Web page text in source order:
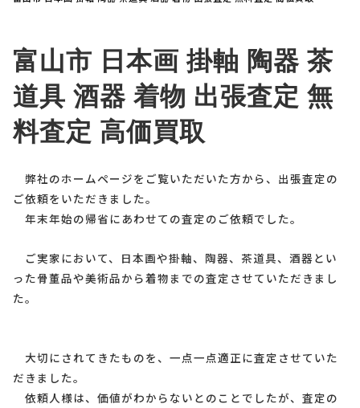
富山市 日本画 掛軸 陶器 茶
道具 酒器 着物 出張査定 無
料査定 高価買取
弊社のホームページをご覧いただいた方から、出張査定の
ご依頼をいただきました。
年末年始の帰省にあわせての査定のご依頼でした。
ご実家において、日本画や掛軸、陶器、茶道具、酒器とい
った骨董品や美術品から着物までの査定させていただきまし
た。
大切にされてきたものを、一点一点適正に査定させていた
だきました。
依頼人様は、価値がわからないとのことでしたが、査定の